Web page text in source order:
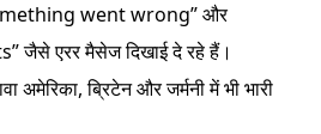
went wrong” और
जैसे एरर मैसेज दिखाई दे रहे हैं।
अमेरिका, ब्रिटेन और जर्मनी में भी भारी